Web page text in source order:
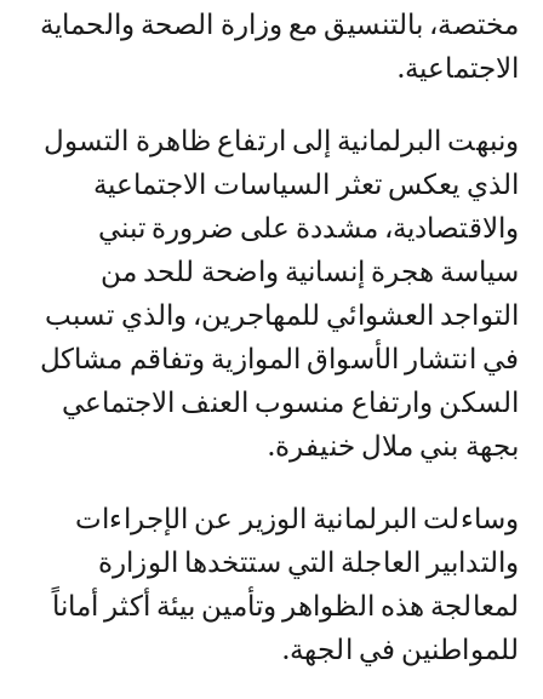
مختصة، بالتنسيق مع وزارة الصحة والحماية
الاجتماعية.
ونبهت البرلمانية إلى ارتفاع ظاهرة التسول
الذي يعكس تعثر السياسات الاجتماعية
والاقتصادية، مشددة على ضرورة تبني
سياسة هجرة إنسانية واضحة للحد من
التواجد العشوائي للمهاجرين، والذي تسبب
في انتشار الأسواق الموازية وتفاقم مشاكل
السكن وارتفاع منسوب العنف الاجتماعي
بجهة بني ملال خنيفرة.
وساءلت البرلمانية الوزير عن الإجراءات
والتدابير العاجلة التي ستتخدها الوزارة
لمعالجة هذه الظواهر وتأمين بيئة أكثر أماناً
للمواطنين في الجهة.